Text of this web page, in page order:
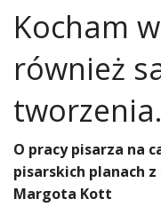
Kocham
również
tworzenia.
O pracy pisarza na
pisarskich planach
Margota Kott